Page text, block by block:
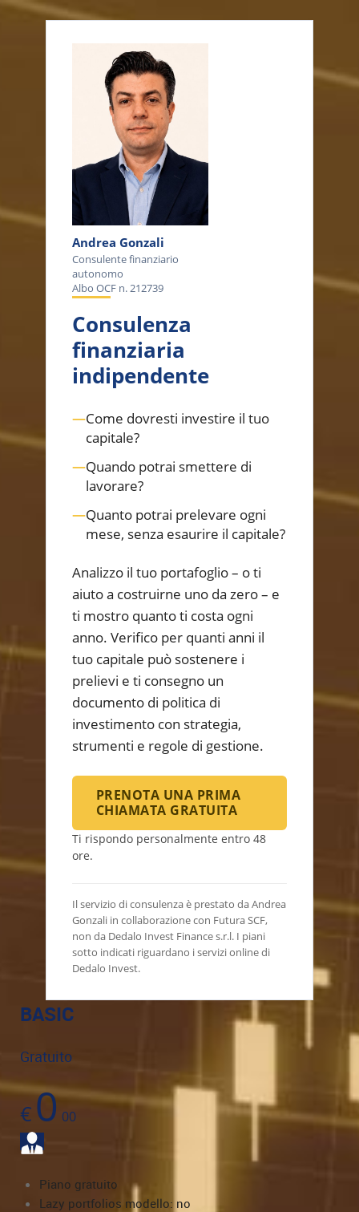
Andrea Gonzali
Consulente finanziario
autonomo
Albo OCF n. 212739
Consulenza
finanziaria
indipendente
—Come dovresti investire il tuo
capitale?
—Quando potrai smettere di
lavorare?
—Quanto potrai prelevare ogni
mese, senza esaurire il capitale?
Analizzo il tuo portafoglio – o ti
aiuto a costruirne uno da zero – e
ti mostro quanto ti costa ogni
anno. Verifico per quanti anni il
tuo capitale può sostenere i
prelievi e ti consegno un
documento di politica di
investimento con strategia,
strumenti e regole di gestione.
PRENOTA UNA PRIMA
CHIAMATA GRATUITA
Ti rispondo personalmente entro 48
ore.
Il servizio di consulenza è prestato da Andrea
Gonzali in collaborazione con Futura SCF,
non da Dedalo Invest Finance s.r.l. I piani
sotto indicati riguardano i servizi online di
Dedalo Invest.
BASIC
Gratuito
€0 00
Piano gratuito
Lazy portfolios modello: no